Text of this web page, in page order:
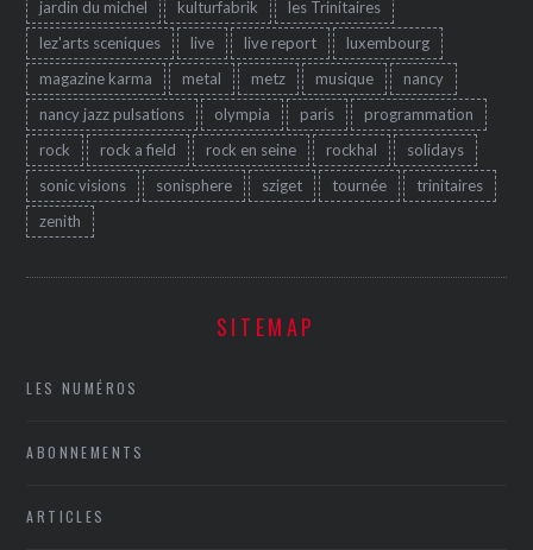
jardin du michel
kulturfabrik
les Trinitaires
lez'arts sceniques
live live report
luxembourg
magazine karma
metal metz musique
nancy
nancy jazz pulsations
olympia paris
programmation
rock
rock a field rock en seine rockhal
solidays
sonic visions
sonisphere sziget tournée
trinitaires
zenith
SITEMAP
LES NUMÉROS
ABONNEMENTS
ARTICLES